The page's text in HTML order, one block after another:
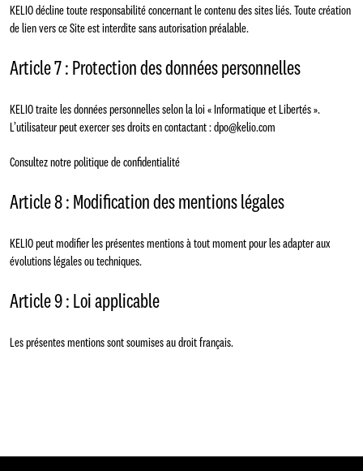
KELIO décline toute responsabilité concernant le contenu des sites liés. Toute création
de lien vers ce Site est interdite sans autorisation préalable.
Article 7 : Protection des données personnelles
KELIO traite les données personnelles selon la loi « Informatique et Libertés ».
L’utilisateur peut exercer ses droits en contactant :dpo@kelio.com
Consultez notre politique de confidentialité
Article 8 : Modification des mentions légales
KELIO peut modifier les présentes mentions à tout moment pour les adapter aux
évolutions légales ou techniques.
Article 9 : Loi applicable
Les présentes mentions sont soumises au droit français.